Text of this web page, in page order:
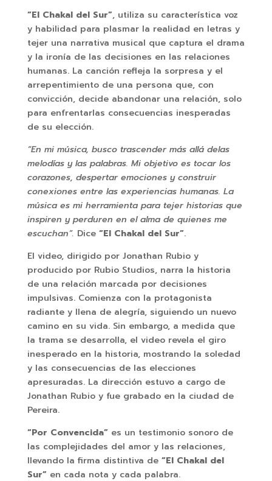
“El Chakal del Sur”, utiliza su característica voz
y habilidad para plasmar la realidad en letras y
tejer una narrativa musical que captura el drama
y la ironía de las decisiones en las relaciones
humanas. La canción refleja la sorpresa y el
arrepentimiento de una persona que, con
convicción, decide abandonar una relación, solo
para enfrentarlas consecuencias inesperadas
de su elección.
“En mi música, busco trascender más allá delas
melodías y las palabras. Mi objetivo es tocar los
corazones, despertar emociones y construir
conexiones entre las experiencias humanas. La
música es mi herramienta para tejer historias que
inspiren y perduren en el alma de quienes me
escuchan”. Dice “El Chakal del Sur”.
El video, dirigido por Jonathan Rubio y
producido por Rubio Studios, narra la historia
de una relación marcada por decisiones
impulsivas. Comienza con la protagonista
radiante y llena de alegría, siguiendo un nuevo
camino en su vida. Sin embargo, a medida que
la trama se desarrolla, el video revela el giro
inesperado en la historia, mostrando la soledad
y las consecuencias de las elecciones
apresuradas. La dirección estuvo a cargo de
Jonathan Rubio y fue grabado en la ciudad de
Pereira.
“Por Convencida”es un testimonio sonoro de
las complejidades del amor y las relaciones,
llevando la firma distintiva de “El Chakal del
Sur”en cada nota y cada palabra.